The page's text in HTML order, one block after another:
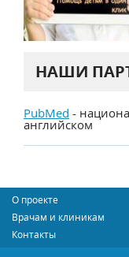
НАШИ
PubMed -
английском
О проекте
Врачам и клиникам
Контакты